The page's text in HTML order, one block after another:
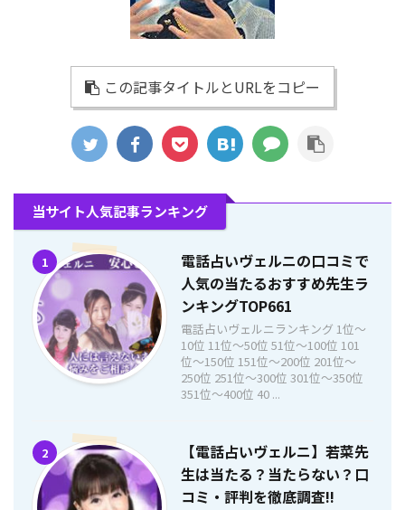
この記事タイトルとURLをコピー
当サイト人気記事ランキング
1
電話占いヴェルニの口コミで
人気の当たるおすすめ先生ラ
ンキングTOP661
電話占いヴェルニランキング 1位〜
10位 11位〜50位 51位〜100位 101
位〜150位 151位〜200位 201位〜
250位 251位〜300位 301位〜350位
351位〜400位 40 ...
2
【電話占いヴェルニ】若菜先
生は当たる？当たらない？口
コミ・評判を徹底調査!!